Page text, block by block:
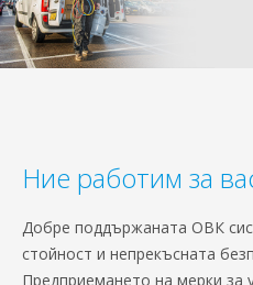
Ние работим за
Добре поддържаната ОВК
стойност и непрекъсната
Предприемането на мерки за